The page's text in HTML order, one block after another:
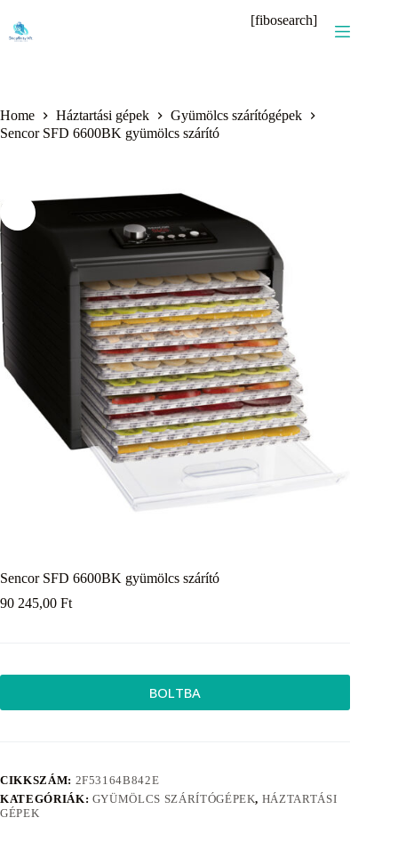
content
[fibosearch]
Home Háztartási gépek
Gyümölcs szárítógépek
Sencor SFD 6600BK gyümölcs szárító
Sencor SFD 6600BK gyümölcs szárító
90 245,00 Ft
BOLTBA
CIKKSZÁM: 2F53164B842E
KATEGÓRIÁK: GYÜMÖLCS SZÁRÍTÓGÉPEK, HÁZTARTÁSI
GÉPEK